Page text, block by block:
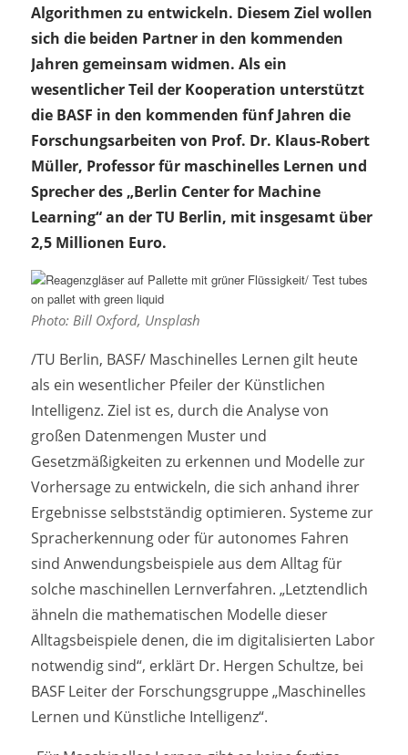
Algorithmen zu entwickeln. Diesem Ziel wollen
sich die beiden Partner in den kommenden
Jahren gemeinsam widmen. Als ein
wesentlicher Teil der Kooperation unterstützt
die BASF in den kommenden fünf Jahren die
Forschungsarbeiten von Prof. Dr. Klaus-Robert
Müller, Professor für maschinelles Lernen und
Sprecher des „Berlin Center for Machine
Learning“ an der TU Berlin, mit insgesamt über
2,5 Millionen Euro.
Photo: Bill Oxford, Unsplash
/TU Berlin, BASF/ Maschinelles Lernen gilt heute
als ein wesentlicher Pfeiler der Künstlichen
Intelligenz. Ziel ist es, durch die Analyse von
großen Datenmengen Muster und
Gesetzmäßigkeiten zu erkennen und Modelle zur
Vorhersage zu entwickeln, die sich anhand ihrer
Ergebnisse selbstständig optimieren. Systeme zur
Spracherkennung oder für autonomes Fahren
sind Anwendungsbeispiele aus dem Alltag für
solche maschinellen Lernverfahren. „Letztendlich
ähneln die mathematischen Modelle dieser
Alltagsbeispiele denen, die im digitalisierten Labor
notwendig sind“, erklärt Dr. Hergen Schultze, bei
BASF Leiter der Forschungsgruppe „Maschinelles
Lernen und Künstliche Intelligenz“.